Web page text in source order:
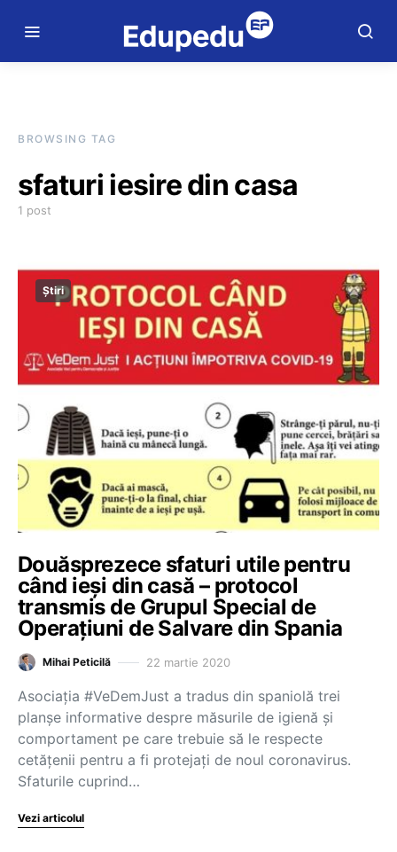
BROWSING TAG
sfaturi iesire din casa
1 post
Știri
Douăsprezece sfaturi utile pentru
când ieși din casă – protocol
transmis de Grupul Special de
Operațiuni de Salvare din Spania
Mihai Peticilă 22 martie 2020
Asociația #VeDemJust a tradus din spaniolă trei
planșe informative despre măsurile de igienă și
comportament pe care trebuie să le respecte
cetățenii pentru a fi protejați de noul coronavirus.
Sfaturile cuprind…
Vezi articolul